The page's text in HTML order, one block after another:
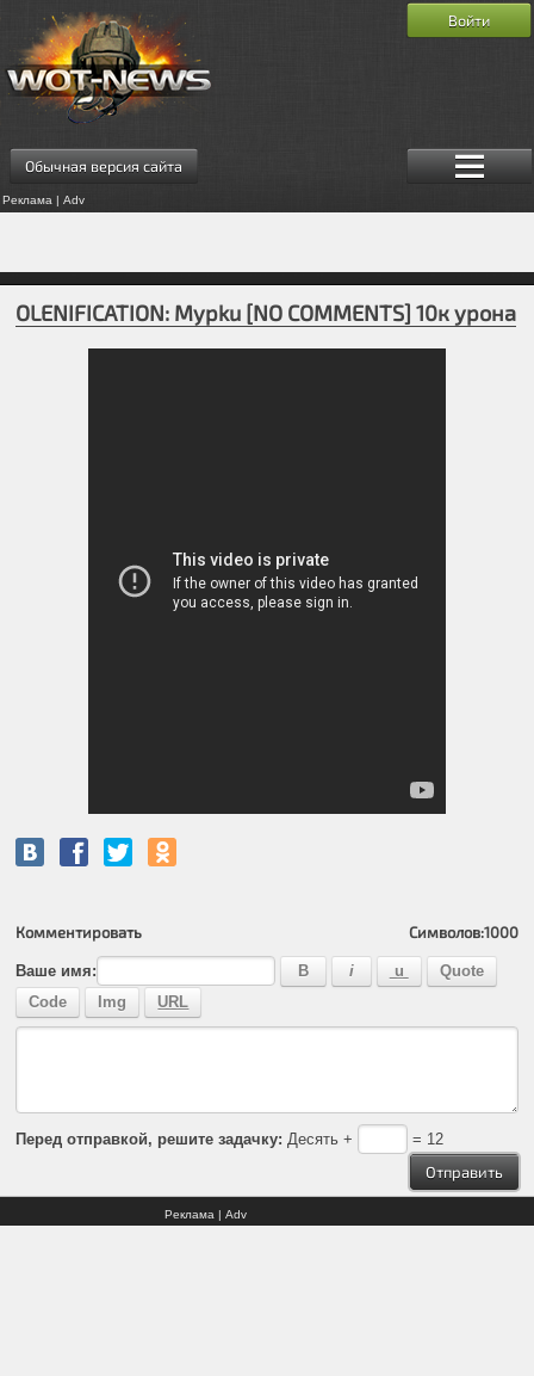
Обычная версия сайта
Реклама | Adv
Войти
OLENIFICATION: Mypku [NO COMMENTS] 10к урона
Комментировать Символов:1000
Ваше имя:
Перед отправкой, решите задачку: Десять + = 12
Реклама | Adv